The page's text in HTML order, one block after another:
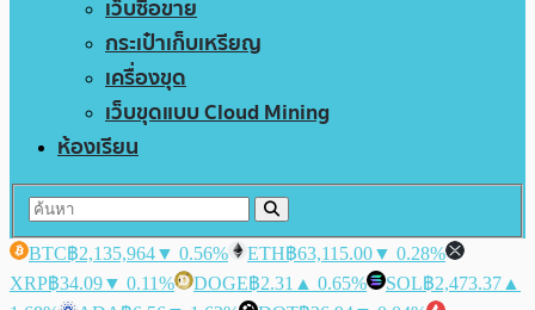
เว็บซื้อขาย
กระเป๋าเก็บเหรียญ
เครื่องขุด
เว็บขุดแบบ Cloud Mining
ห้องเรียน
BTC฿2,135,964▼ 0.56% ETH฿63,115.00▼ 0.28%
XRP฿34.09▼ 0.11% DOGE฿2.31 ▲ 0.65% SOL฿2,473.37 ▲